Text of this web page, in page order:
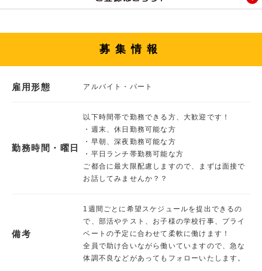
募集情報
雇用形態 アルバイト・パート
勤務時間・曜日
以下時間帯で勤務できる方、大歓迎です！
・週末、休日勤務可能な方
・早朝、深夜勤務可能な方
・平日ランチ帯勤務可能な方
ご都合に最大限配慮しますので、まずは面接で
お話してみませんか？？
備考
1週間ごとに希望スケジュールを提出できるの
で、部活やテスト、お子様の学校行事、プライ
ベートの予定に合わせて柔軟に働けます！
全員で助け合いながら働いていますので、急な
体調不良などがあってもフォローいたします。